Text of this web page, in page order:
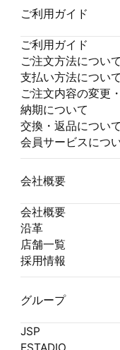
ご利用ガイド
ご利用ガイド
ご注文方法について
支払い方法について
ご注文内容の変更
納期について
交換・返品について
会員サービスにつ
会社概要
会社概要
沿革
店舗一覧
採用情報
グループ
JSP